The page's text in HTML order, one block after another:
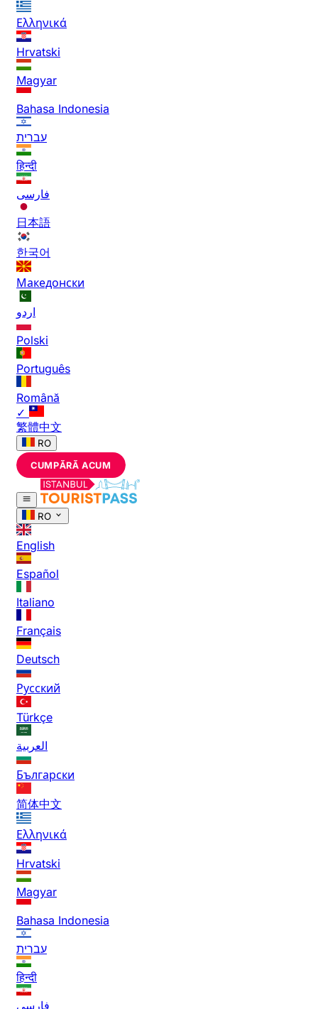
Ελληνικά
Hrvatski
Magyar
Bahasa Indonesia
עברית
हिन्दी
فارسی
日本語
한국어
Македонски
اردو
Polski
Português
Română
✓
繁體中文
RO
CUMPĂRĂ ACUM
RO
English
Español
Italiano
Français
Deutsch
Русский
Türkçe
العربية
Български
简体中文
Ελληνικά
Hrvatski
Magyar
Bahasa Indonesia
עברית
हिन्दी
فارسی